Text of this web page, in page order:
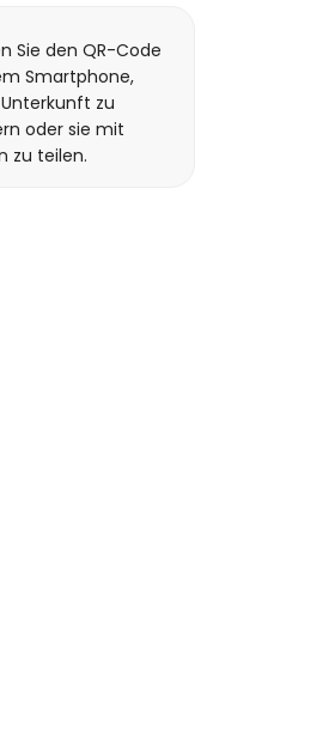
Sie den QR-Code
Smartphone,
zu
oder sie mit
zu teilen.